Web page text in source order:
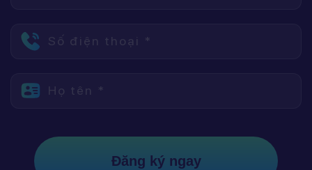
Số điện thoại *
Họ tên *
Đăng ký ngay